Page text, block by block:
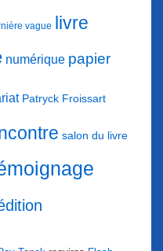
vague livre
numérique papier
Patryck Froissart
salon du livre